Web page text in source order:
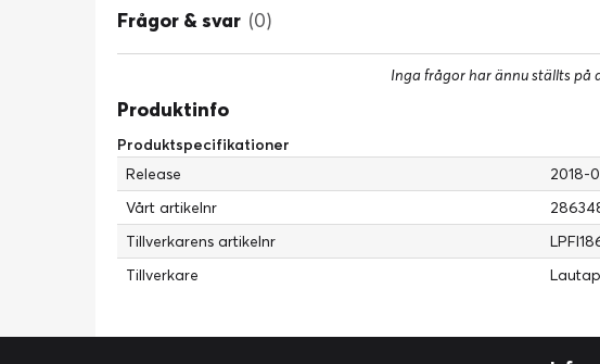
Frågor & svar (0)
Inga frågor har ännu ställts på
Produktinfo
Produktspecifikationer
Release
2018-
Vårt artikelnr
Tillverkarens artikelnr
Tillverkare